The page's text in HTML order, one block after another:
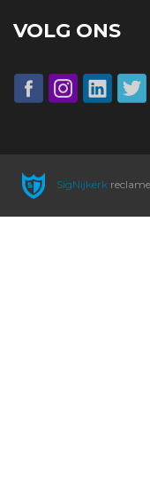
VOLG ONS
SigNijkerk